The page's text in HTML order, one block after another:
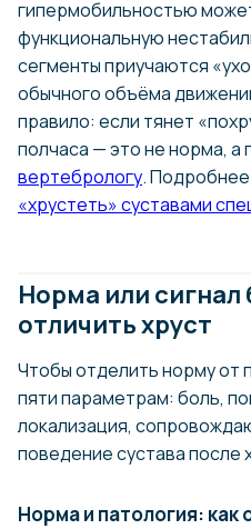
гипермобильностью
функциональную
сегменты приучаются
обычного объёма
правило: если тянет
полчаса — это не норма, а
вертебрологу.
«хрустеть» суставами
Норма или сигнал
отличить хруст
Чтобы отделить норму от
пяти параметрам: боль,
локализация,
поведение сустава после
Норма и патология: как